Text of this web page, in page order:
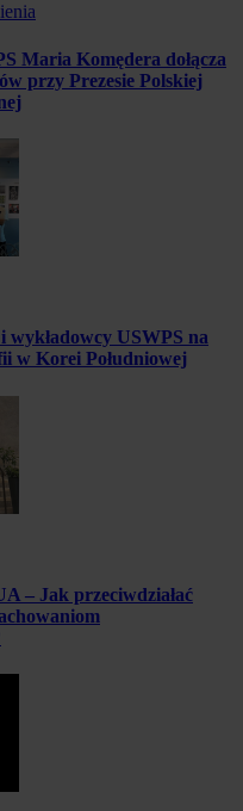
Maria Komędera dołącza
przy Prezesie Polskiej
wykładowcy USWPS na
w Korei Południowej
– Jak przeciwdziałać